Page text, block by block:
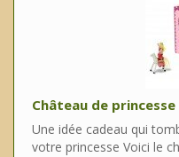
Château de
Une idée cadeau qui
votre princesse Voici le